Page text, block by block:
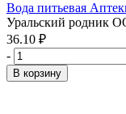
Вода питьевая
Уральский родник
36.10 ₽
-
В корзину